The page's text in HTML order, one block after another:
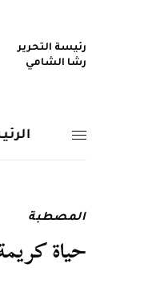
رئيسة التحرير
رشا الشامي
المصطبة
حياة